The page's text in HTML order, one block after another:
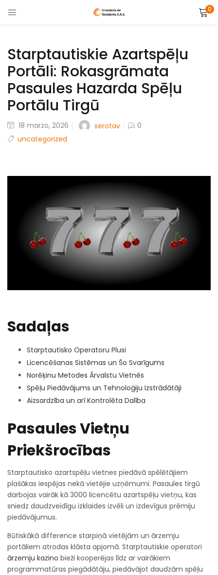
0
Enter your username and password to login.
Starptautiskie Azartspēļu
Portāli: Rokasgrāmata
Pasaules Hazarda Spēļu
Portālu Tirgū
Posted
18 marzo, 2026 serotav
0
uncategorized
Sadaļas
Starptautisko Operatoru Plusi
Licencēšanas Sistēmas un Šo Svarīgums
Norēķinu Metodes Ārvalstu Vietnēs
Spēļu Piedāvājums un Tehnoloģiju Izstrādātāji
Aizsardzība un arī Kontrolēta Dalība
Pasaules Vietņu
Priekšrocības
Starptautisko azartspēļu vietnes piedāvā spēlētājiem
plašākas iespējas nekā vietējie uzņēmumi. Pasaules tirgū
darbojas vairāk kā 3000 licencētu azartspēļu vietņu, kas
sniedz daudzveidīgu izklaides izvēli un izdevīgus prēmiju
piedāvājumus.
Būtiskākā difference starpiņā vietējām un ārzemju
portāliem atrodas klāsta apjomā. Starptautiskie operatori
ārzemju kazino bieži kooperējas līdz ar vairākiem
programmatūras piegādātāju, piedāvājot daudzām spēļu